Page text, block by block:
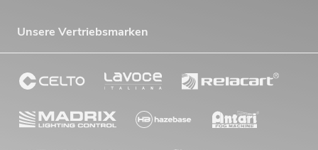
Unsere Vertriebsmarken